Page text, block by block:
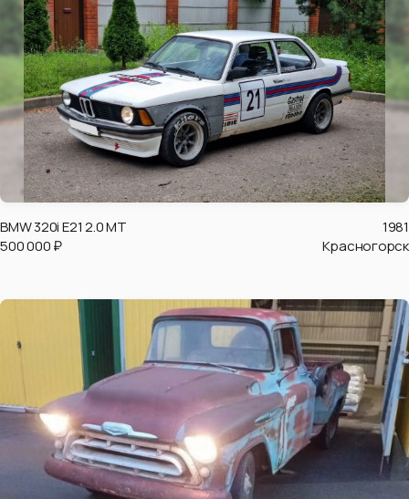
BMW 320i Е21 2.0 MT
1981
500 000 ₽
Красногорск